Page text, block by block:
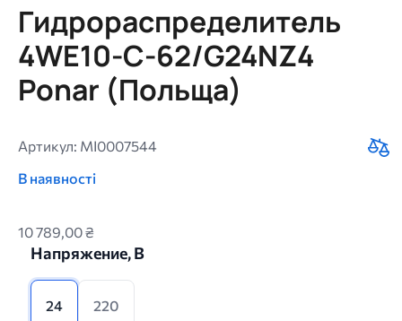
Гидрораспределитель
4WE10-C-62/G24NZ4
Ponar (Польща)
Артикул: MI0007544
В наявності
10 789,00 ₴
Напряжение, В
24 220